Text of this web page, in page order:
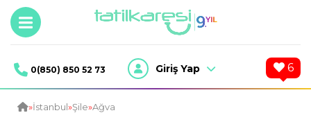
0(850) 850 52 73 Giriş Yap 6
»İstanbul»Şile»Ağva